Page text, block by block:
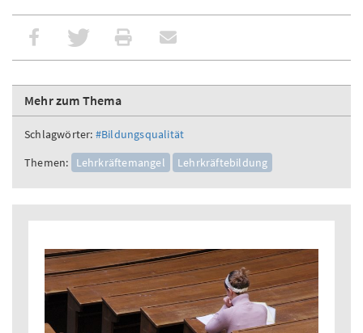
Mehr zum Thema
Schlagwörter: #Bildungsqualität
Themen:
Lehrkräftemangel Lehrkräftebildung